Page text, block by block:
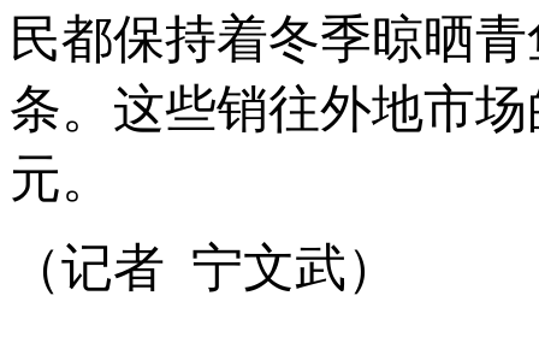
民都保持着冬季晾晒
条。这些销往外地市
元。
（记者 宁文武）